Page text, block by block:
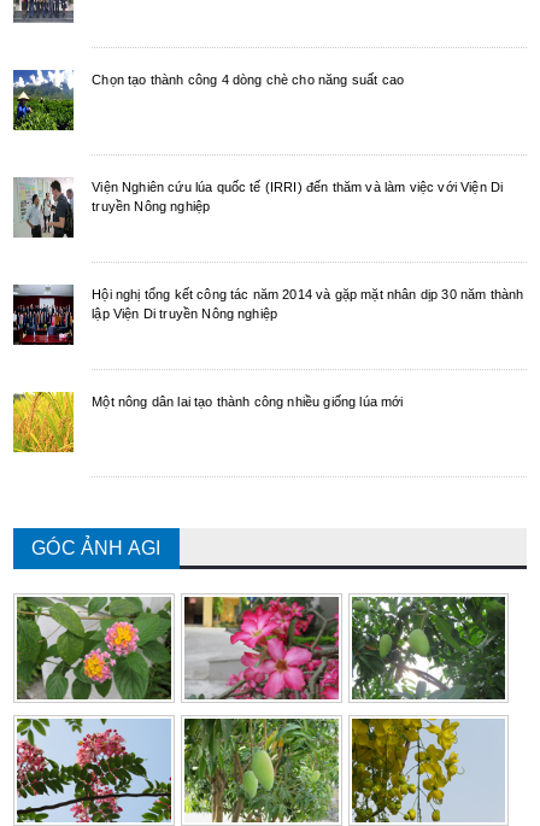
Chọn tạo thành công 4 dòng chè cho năng suất cao
Viện Nghiên cứu lúa quốc tế (IRRI) đến thăm và làm việc với Viện Di
truyền Nông nghiệp
Hội nghị tổng kết công tác năm 2014 và gặp mặt nhân dịp 30 năm thành
lập Viện Di truyền Nông nghiệp
Một nông dân lai tạo thành công nhiều giống lúa mới
GÓC ẢNH AGI